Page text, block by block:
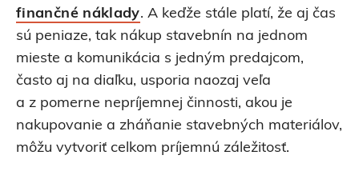
finančné náklady. A keďže stále platí, že aj čas
sú peniaze, tak nákup stavebnín na jednom
mieste a komunikácia s jedným predajcom,
často aj na diaľku, usporia naozaj veľa
a z pomerne nepríjemnej činnosti, akou je
nakupovanie a zháňanie stavebných materiálov,
môžu vytvoriť celkom príjemnú záležitosť.